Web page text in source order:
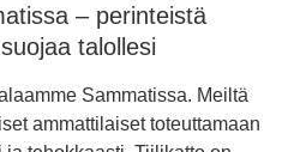
– perinteistä
talollesi
Sammatissa. Meiltä
ammattilaiset toteuttamaan